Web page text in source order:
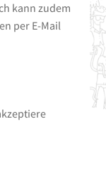
kann zudem
per E-Mail